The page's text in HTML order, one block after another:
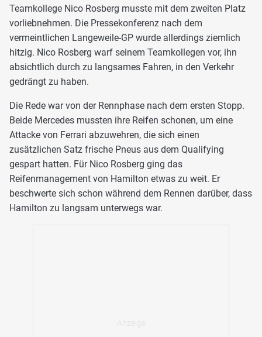
Teamkollege Nico Rosberg musste mit dem zweiten Platz
vorliebnehmen. Die Pressekonferenz nach dem
vermeintlichen Langeweile-GP wurde allerdings ziemlich
hitzig. Nico Rosberg warf seinem Teamkollegen vor, ihn
absichtlich durch zu langsames Fahren, in den Verkehr
gedrängt zu haben.
Die Rede war von der Rennphase nach dem ersten Stopp.
Beide Mercedes mussten ihre Reifen schonen, um eine
Attacke von Ferrari abzuwehren, die sich einen
zusätzlichen Satz frische Pneus aus dem Qualifying
gespart hatten. Für Nico Rosberg ging das
Reifenmanagement von Hamilton etwas zu weit. Er
beschwerte sich schon während dem Rennen darüber, dass
Hamilton zu langsam unterwegs war.